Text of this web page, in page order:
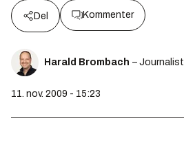
Del Kommenter
Harald Brombach – Journalist
11. nov. 2009 - 15:23